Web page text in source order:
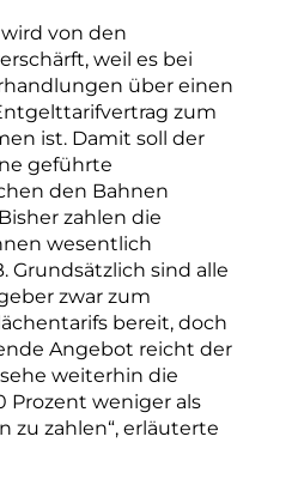
von den
weil es bei
über einen
zum
ist. Damit soll der
geführte
den Bahnen
zahlen die
wesentlich
Grundsätzlich sind alle
zwar zum
bereit, doch
Angebot reicht der
weiterhin die
Prozent weniger als
zu zahlen“, erläuterte